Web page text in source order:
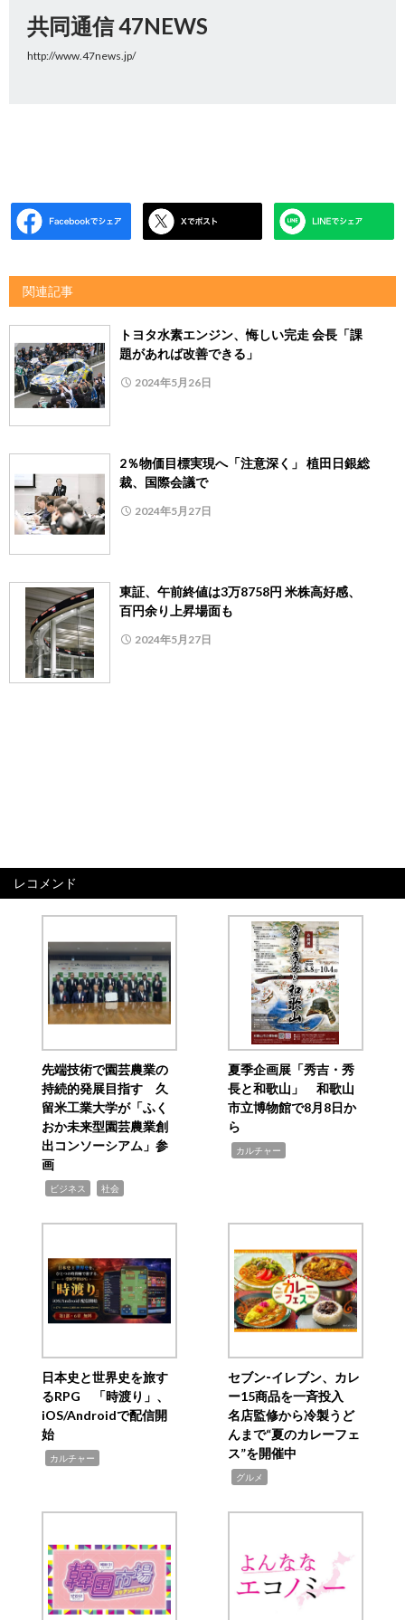
共同通信 47NEWS
http://www.47news.jp/
関連記事
トヨタ水素エンジン、悔しい完走 会長「課
題があれば改善できる」
2024年5月26日
2％物価目標実現へ「注意深く」 植田日銀総
裁、国際会議で
2024年5月27日
東証、午前終値は3万8758円 米株高好感、
百円余り上昇場面も
2024年5月27日
レコメンド
先端技術で園芸農業の
持続的発展目指す 久
留米工業大学が「ふく
おか未来型園芸農業創
出コンソーシアム」参
画
ビジネス 社会
夏季企画展「秀吉・秀
長と和歌山」 和歌山
市立博物館で8月8日か
ら
カルチャー
日本史と世界史を旅す
るRPG 「時渡り」、
iOS/Androidで配信開
始
カルチャー
セブン‐イレブン、カレ
ー15商品を一斉投入
名店監修から冷製うど
んまで“夏のカレーフェ
ス”を開催中
グルメ